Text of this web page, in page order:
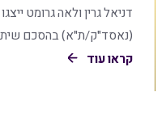
דניאל גרין ולאה גרומט
(נאסד"ק/ת"א) בהסכם
קראו עוד